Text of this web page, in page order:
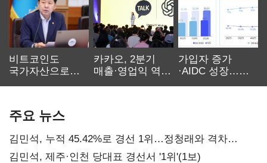
비트코인도
국가자산으로…'
카카오, 2분기
매출·영업익 역대
가입자 증가
·AIDC 성장…
주요 뉴스
김민석, 누적 45.42%로 경선 1위…정청래와 격차
0.86%p(2보)
김민석, 제주·인천 당대표 경선서 '1위'(1보)